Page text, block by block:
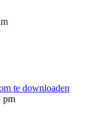
te downloaden
pm